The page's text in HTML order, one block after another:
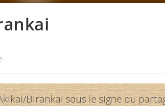
Birankai sous le signe du